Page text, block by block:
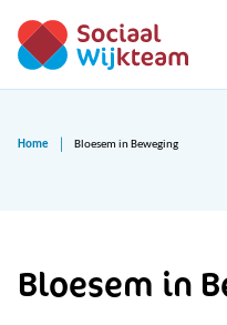
Home Bloesem in Beweging
Bloesem in